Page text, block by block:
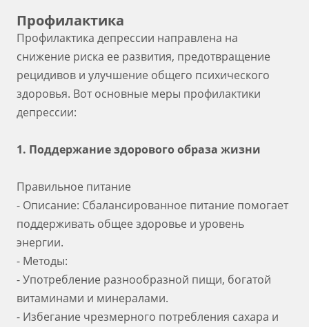
Профилактика
Профилактика депрессии направлена на
снижение риска ее развития, предотвращение
рецидивов и улучшение общего психического
здоровья. Вот основные меры профилактики
депрессии:
1. Поддержание здорового образа жизни
Правильное питание
- Описание: Сбалансированное питание помогает
поддерживать общее здоровье и уровень
энергии.
- Методы:
- Употребление разнообразной пищи, богатой
витаминами и минералами.
- Избегание чрезмерного потребления сахара и